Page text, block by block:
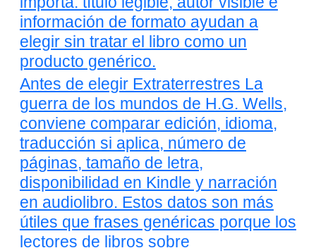
información de formato ayudan a
elegir sin tratar el libro como un
producto genérico.
Antes de elegir Extraterrestres La
guerra de los mundos de H.G. Wells,
conviene comparar edición, idioma,
traducción si aplica, número de
páginas, tamaño de letra,
disponibilidad en Kindle y narración
en audiolibro. Estos datos son más
útiles que frases genéricas porque los
lectores de libros sobre